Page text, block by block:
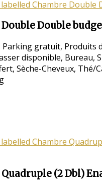
Double
Parking gratuit, Produits
disponible, Bureau,
, Sèche-Cheveux, Thé/
(2 Dbl)